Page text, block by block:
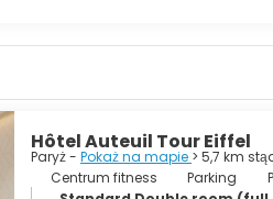
Hôtel Auteuil Tour Eiffel
Paryż - Pokaż na mapie > 5,7 km
Centrum fitness
Parking